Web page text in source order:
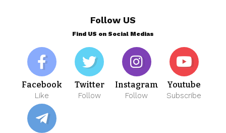
Follow US
Find US on Social Medias
Facebook
Like
Twitter
Follow
Instagram
Follow
Youtube
Subscribe